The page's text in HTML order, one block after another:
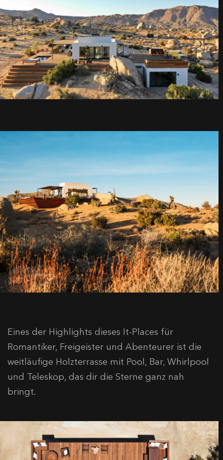
Eines der Highlights dieses It-Places für
Romantiker, Freigeister und Abenteurer ist die
weitläufige Holzterrasse mit Pool, Bar, Whirlpool
und Teleskop, das dir die Sterne ganz nah
bringt.